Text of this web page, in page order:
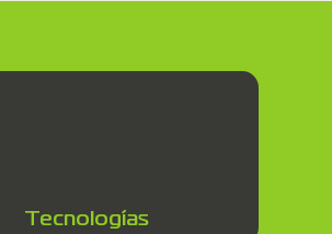
Tecnologías